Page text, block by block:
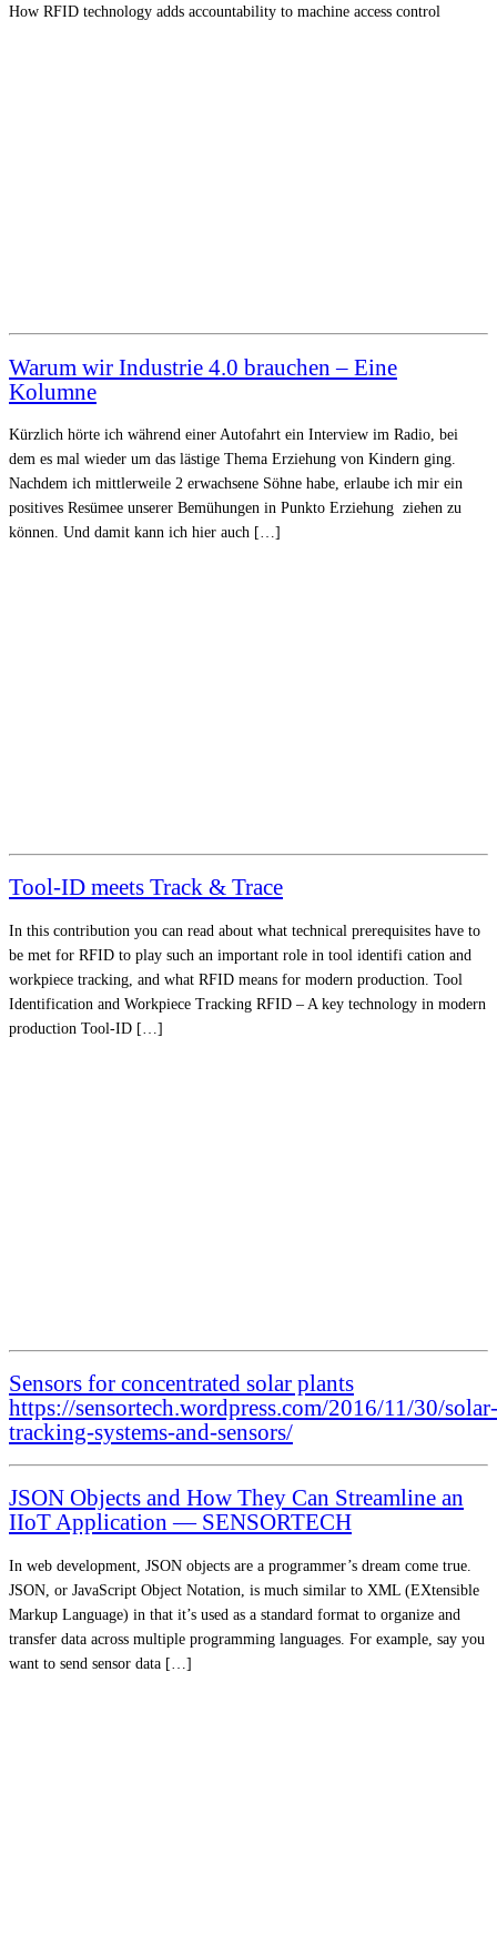
How RFID technology adds accountability to machine access control
Warum wir Industrie 4.0 brauchen – Eine
Kolumne
Kürzlich hörte ich während einer Autofahrt ein Interview im Radio, bei
dem es mal wieder um das lästige Thema Erziehung von Kindern ging.
Nachdem ich mittlerweile 2 erwachsene Söhne habe, erlaube ich mir ein
positives Resümee unserer Bemühungen in Punkto Erziehung ziehen zu
können. Und damit kann ich hier auch […]
Tool-ID meets Track & Trace
In this contribution you can read about what technical prerequisites have to
be met for RFID to play such an important role in tool identifi cation and
workpiece tracking, and what RFID means for modern production. Tool
Identification and Workpiece Tracking RFID – A key technology in modern
production Tool-ID […]
Sensors for concentrated solar plants
https://sensortech.wordpress.com/2016/11/30/solar-
tracking-systems-and-sensors/
JSON Objects and How They Can Streamline an
IIoT Application — SENSORTECH
In web development, JSON objects are a programmer’s dream come true.
JSON, or JavaScript Object Notation, is much similar to XML (EXtensible
Markup Language) in that it’s used as a standard format to organize and
transfer data across multiple programming languages. For example, say you
want to send sensor data […]